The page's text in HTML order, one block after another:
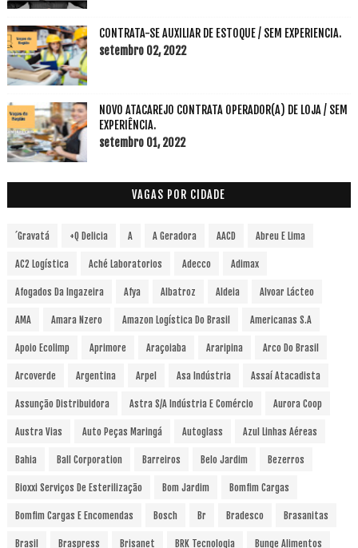
CONTRATA-SE AUXILIAR DE ESTOQUE / SEM EXPERIENCIA.
setembro 02, 2022
NOVO ATACAREJO CONTRATA OPERADOR(A) DE LOJA / SEM
EXPERIÊNCIA.
setembro 01, 2022
VAGAS POR CIDADE
´Gravatá +Q Delicia A A Geradora AACD Abreu E Lima
AC2 Logística Aché Laboratorios Adecco Adimax
Afogados Da Ingazeira Afya Albatroz Aldeia Alvoar Lácteo
AMA Amara Nzero Amazon Logística Do Brasil Americanas S.A
Apoio Ecolimp Aprimore Araçoiaba Araripina Arco Do Brasil
Arcoverde Argentina Arpel Asa Indústria Assaí Atacadista
Assunção Distribuidora Astra S/A Indústria E Comércio Aurora Coop
Austra Vias Auto Peças Maringá Autoglass Azul Linhas Aéreas
Bahia Ball Corporation Barreiros Belo Jardim Bezerros
Bioxxi Serviços De Esterilização Bom Jardim Bomfim Cargas
Bomfim Cargas E Encomendas Bosch Br Bradesco Brasanitas
Brasil Braspress Brisanet BRK Tecnologia Bunge Alimentos